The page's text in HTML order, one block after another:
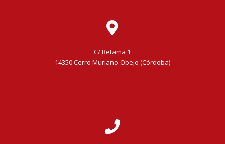
C/ Retama 1
14350 Cerro Muriano-Obejo (Córdoba)